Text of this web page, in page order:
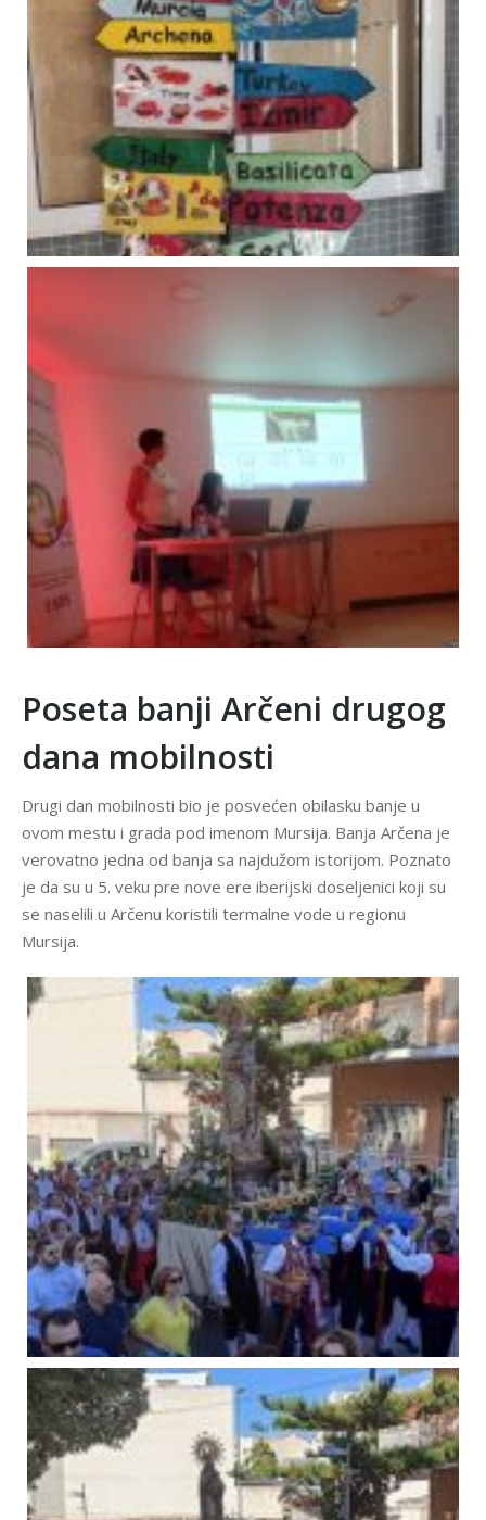
Poseta banji Arčeni drugog
dana mobilnosti
Drugi dan mobilnosti bio je posvećen obilasku banje u
ovom mestu i grada pod imenom Mursija. Banja Arčena je
verovatno jedna od banja sa najdužom istorijom. Poznato
je da su u 5. veku pre nove ere iberijski doseljenici koji su
se naselili u Arčenu koristili termalne vode u regionu
Mursija.